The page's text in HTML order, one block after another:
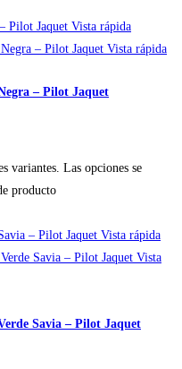
Vista rápida
Vista rápida
– Pilot Jaquet
variantes. Las opciones se
producto
Vista rápida
Vista
Savia – Pilot Jaquet